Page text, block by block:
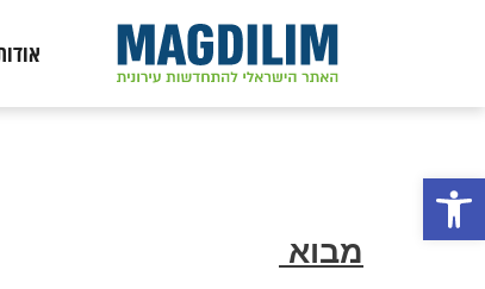
פתח סרגל נגישות
מבוא